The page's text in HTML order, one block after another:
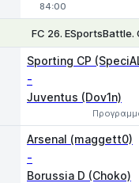
84:00
FC 26.
Sporting CP
-
Juventus (Dov1n)
Arsenal (maggett0)
-
Borussia D (Choko)